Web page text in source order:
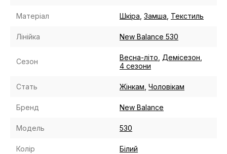
Матеріал Шкіра Замша Текстиль
Лінійка New Balance 530
Сезон Весна-літо Демісезон
4 сезони
Стать Жінкам Чоловікам
Бренд New Balance
Модель 530
Колір Білий